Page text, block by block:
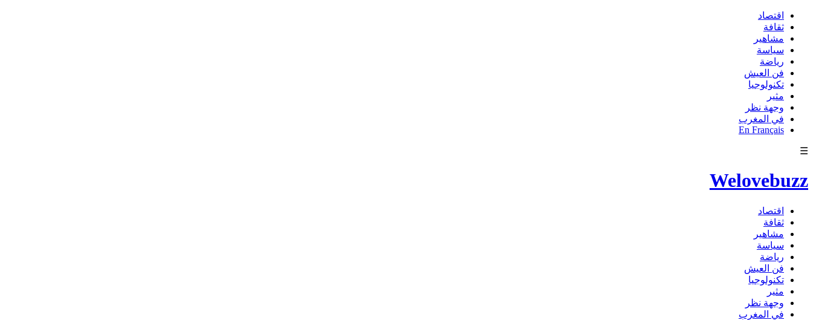
اقتصاد
ثقافة
مشاهير
سياسة
رياضة
فن العيش
تكنولوجيا
مثير
وجهة نظر
في المغرب
En Français
☰
Welovebuzz
اقتصاد
ثقافة
مشاهير
سياسة
رياضة
فن العيش
تكنولوجيا
مثير
وجهة نظر
في المغرب